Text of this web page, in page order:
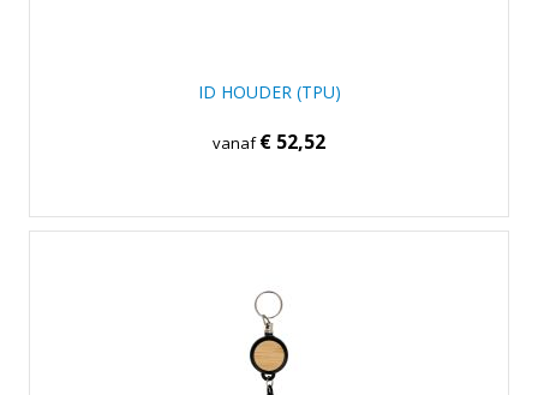
ID HOUDER (TPU)
vanaf€ 52,52